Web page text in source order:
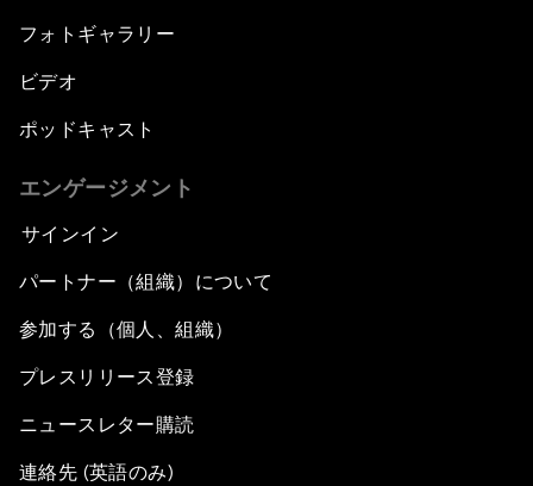
フォトギャラリー
ビデオ
ポッドキャスト
エンゲージメント
サインイン
パートナー（組織）について
参加する（個人、組織）
プレスリリース登録
ニュースレター購読
連絡先 (英語のみ)